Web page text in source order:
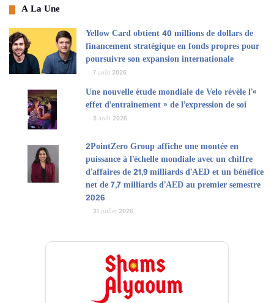
A La Une
Yellow Card obtient 40 millions de dollars de
financement stratégique en fonds propres pour
poursuivre son expansion internationale
7 août 2026
Une nouvelle étude mondiale de Velo révèle l’«
effet d’entraînement » de l’expression de soi
5 août 2026
2PointZero Group affiche une montée en
puissance à l’échelle mondiale avec un chiffre
d’affaires de 21,9 milliards d’AED et un bénéfice
net de 7,7 milliards d’AED au premier semestre
2026
31 juillet 2026